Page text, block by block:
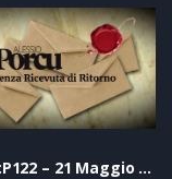
SRDR S1:P122 – 21 Maggio 2021